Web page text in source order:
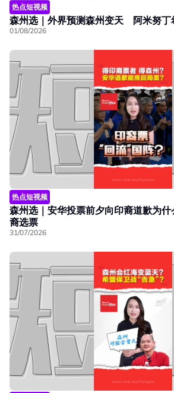
热点短视频
森州选｜外界预测森州变天 阿米努丁
01/08/2026
热点短视频
森州选｜安华投票前夕向印裔道歉为
裔选票
31/07/2026